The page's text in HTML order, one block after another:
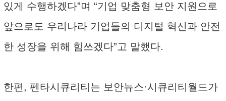
있게 수행하겠다”며 “기업 맞춤형 보안 지원으로
앞으로도 우리나라 기업들의 디지털 혁신과 안전
한 성장을 위해 힘쓰겠다”고 말했다.
한편, 펜타시큐리티는 보안뉴스·시큐리티월드가